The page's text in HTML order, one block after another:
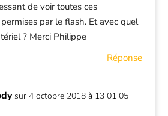
de voir toutes ces
par le flash. Et avec quel
? Merci Philippe
Réponse
sur 4 octobre 2018 à 13 01 05